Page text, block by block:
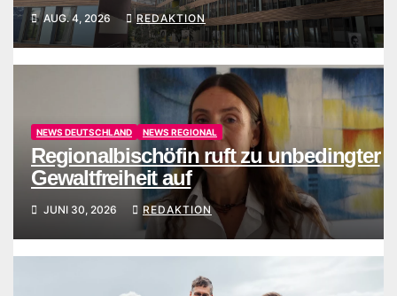
AUG. 4, 2026 REDAKTION
NEWS DEUTSCHLAND NEWS REGIONAL
Regionalbischöfin ruft zu unbedingter
Gewaltfreiheit auf
JUNI 30, 2026 REDAKTION